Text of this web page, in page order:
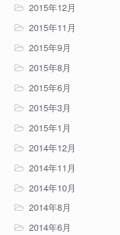
2015年12月
2015年11月
2015年9月
2015年8月
2015年6月
2015年3月
2015年1月
2014年12月
2014年11月
2014年10月
2014年8月
2014年6月